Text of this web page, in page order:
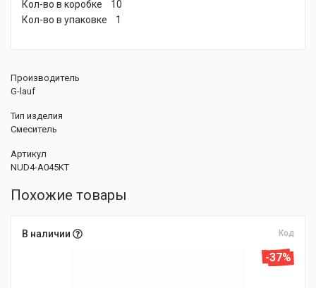
Кол-во в коробке 10
Кол-во в упаковке 1
Производитель
G-lauf
Тип изделия
Смеситель
Артикул
NUD4-A045KT
Похожие товары
В наличии Код
-37%